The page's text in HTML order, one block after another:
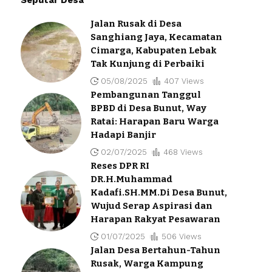
Jalan Rusak di Desa
Sanghiang Jaya, Kecamatan
Cimarga, Kabupaten Lebak
Tak Kunjung di Perbaiki
05/08/2025 407 Views
Pembangunan Tanggul
BPBD di Desa Bunut, Way
Ratai: Harapan Baru Warga
Hadapi Banjir
02/07/2025 468 Views
Reses DPR RI
DR.H.Muhammad
Kadafi.SH.MM.Di Desa Bunut,
Wujud Serap Aspirasi dan
Harapan Rakyat Pesawaran
01/07/2025 506 Views
Jalan Desa Bertahun-Tahun
Rusak, Warga Kampung